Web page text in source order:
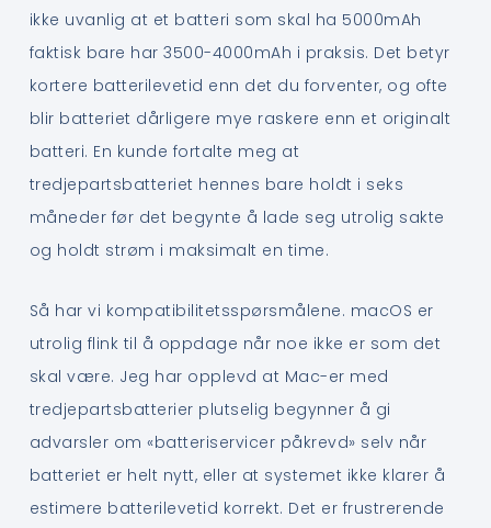
ikke uvanlig at et batteri som skal ha 5000mAh
faktisk bare har 3500-4000mAh i praksis. Det betyr
kortere batterilevetid enn det du forventer, og ofte
blir batteriet dårligere mye raskere enn et originalt
batteri. En kunde fortalte meg at
tredjepartsbatteriet hennes bare holdt i seks
måneder før det begynte å lade seg utrolig sakte
og holdt strøm i maksimalt en time.
Så har vi kompatibilitetsspørsmålene. macOS er
utrolig flink til å oppdage når noe ikke er som det
skal være. Jeg har opplevd at Mac-er med
tredjepartsbatterier plutselig begynner å gi
advarsler om «batteriservicer påkrevd» selv når
batteriet er helt nytt, eller at systemet ikke klarer å
estimere batterilevetid korrekt. Det er frustrerende